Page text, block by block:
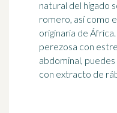
natural del hígado
romero, así como
originaria de África. Si sufres de una digestión
perezosa con
abdominal,
con extracto de